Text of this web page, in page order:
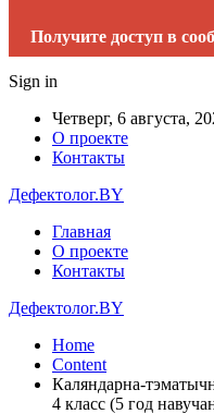
Получите доступ в
Sign in
Четверг, 6 августа,
О проекте
Контакты
Дефектолог.BY
Главная
О проекте
Контакты
Дефектолог.BY
Home
Content
Каляндарна-
4 класс (5 год